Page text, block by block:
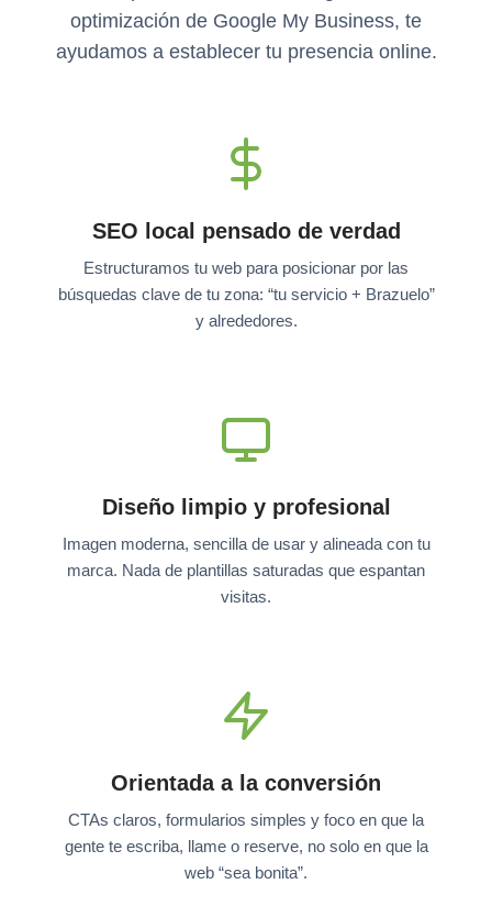
optimización de Google My Business, te
ayudamos a establecer tu presencia online.
SEO local pensado de verdad
Estructuramos tu web para posicionar por las
búsquedas clave de tu zona: “tu servicio + Brazuelo”
y alrededores.
Diseño limpio y profesional
Imagen moderna, sencilla de usar y alineada con tu
marca. Nada de plantillas saturadas que espantan
visitas.
Orientada a la conversión
CTAs claros, formularios simples y foco en que la
gente te escriba, llame o reserve, no solo en que la
web “sea bonita”.